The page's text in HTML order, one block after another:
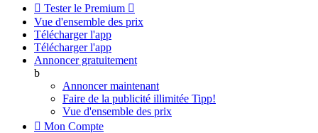
 Tester le Premium 
Vue d'ensemble des prix
Télécharger l'app
Télécharger l'app
Annoncer gratuitement
b
Annoncer maintenant
Faire de la publicité illimitée Tipp!
Vue d'ensemble des prix
 Mon Compte